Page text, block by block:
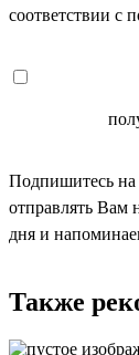
соответствии с
Подпишитесь на
отправлять Вам
дня и
Также